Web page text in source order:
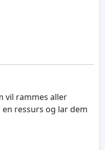
vil rammes aller
ressurs og lar dem